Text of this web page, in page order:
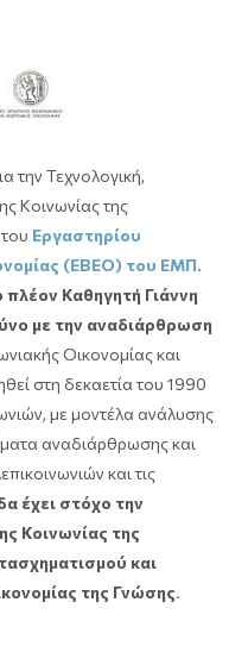
την Τεχνολογική,
Κοινωνίας της
Εργαστηρίου
(ΕΒΕΟ) του ΕΜΠ.
Καθηγητή Γιάννη
με την αναδιάρθρωση
Οικονομίας και
στη δεκαετία του 1990
με μοντέλα ανάλυσης
αναδιάρθρωσης και
και τις
έχει στόχο την
Κοινωνίας της
και
της Γνώσης.